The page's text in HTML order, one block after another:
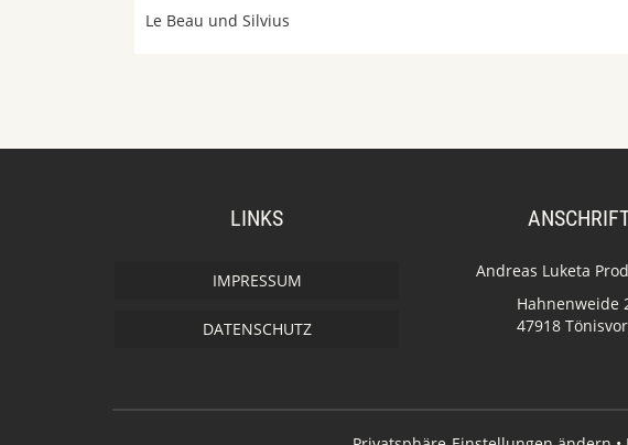
Le Beau und Silvius
LINKS
IMPRESSUM
DATENSCHUTZ
Andreas Luketa
Hahnenweide
47918